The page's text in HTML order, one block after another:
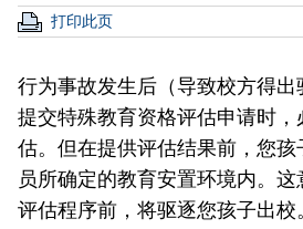
打印此页
行为事故发生后（导致校方得
提交特殊教育资格评估申请时
估。但在提供评估结果前，您孩
员所确定的教育安置环境内。
评估程序前，将驱逐您孩子出校